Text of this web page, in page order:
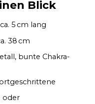
Blick
5 cm lang
38 cm
bunte Chakra-
oder